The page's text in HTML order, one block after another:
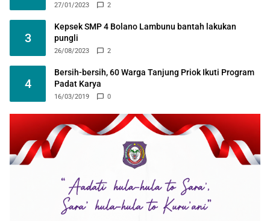
27/01/2023 2
3
Kepsek SMP 4 Bolano Lambunu bantah lakukan
pungli
26/08/2023 2
4
Bersih-bersih, 60 Warga Tanjung Priok Ikuti Program
Padat Karya
16/03/2019 0